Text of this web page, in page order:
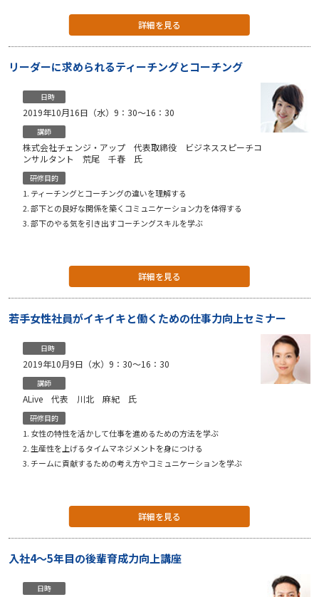
詳細を見る
リーダーに求められるティーチングとコーチング
日時
2019年10月16日（水）9：30〜16：30
講師
株式会社チェンジ・アップ 代表取締役 ビジネススピーチコ
ンサルタント 荒尾 千春 氏
研修目的
ティーチングとコーチングの違いを理解する
部下との良好な関係を築くコミュニケーション力を体得する
部下のやる気を引き出すコーチングスキルを学ぶ
詳細を見る
若手女性社員がイキイキと働くための仕事力向上セミナー
日時
2019年10月9日（水）9：30〜16：30
講師
ALive 代表 川北 麻紀 氏
研修目的
女性の特性を活かして仕事を進めるための方法を学ぶ
生産性を上げるタイムマネジメントを身につける
チームに貢献するための考え方やコミュニケーションを学ぶ
詳細を見る
入社4〜5年目の後輩育成力向上講座
日時